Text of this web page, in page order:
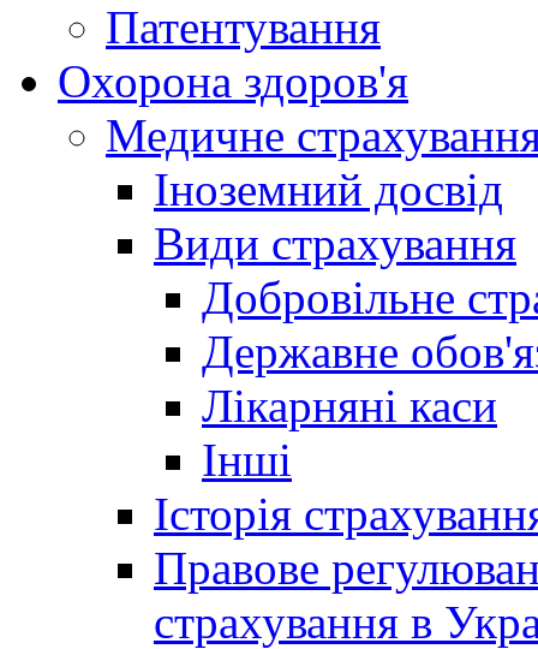
Патентування
Охорона здоров'я
Медичне
Іноземний досвід
Види страхування
Добровільне
Державне
Лікарняні каси
Інші
Історія
Правове
страхування в